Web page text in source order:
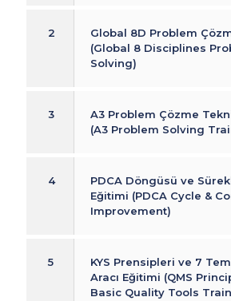
2
Global 8D Problem
(Global 8 Disciplines
Solving)
3
A3 Problem Çözme
(A3 Problem Solving
4
PDCA Döngüsü ve
Eğitimi (PDCA Cycle &
Improvement)
5
KYS Prensipleri ve 7
Aracı Eğitimi (QMS
Basic Quality Tools